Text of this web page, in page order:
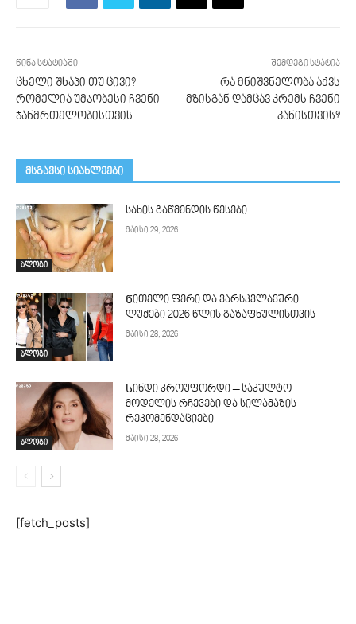
წინა სტატიაში
ცხელი შხაპი თუ ცივი?
რომელია უმჯობესი ჩვენი
ჯანმრთელობისთვის
შემდეგი სტატია
რა მნიშვნელობა აქვს
მზისგან დამცავ კრემს ჩვენი
კანისთვის?
მსგავსი სიახლეები
ბლოგი
სახის გაწმენდის წესები
მაისი 29, 2026
ბლოგი
Წითელი ფერი და ვარსკვლავური
ლუქები 2026 წლის გაზაფხულისთვის
მაისი 28, 2026
ბლოგი
Სინდი კროუფორდი – საკულტო
მოდელის რჩევები და სილამაზის
რეკომენდაციები
მაისი 28, 2026
[fetch_posts]